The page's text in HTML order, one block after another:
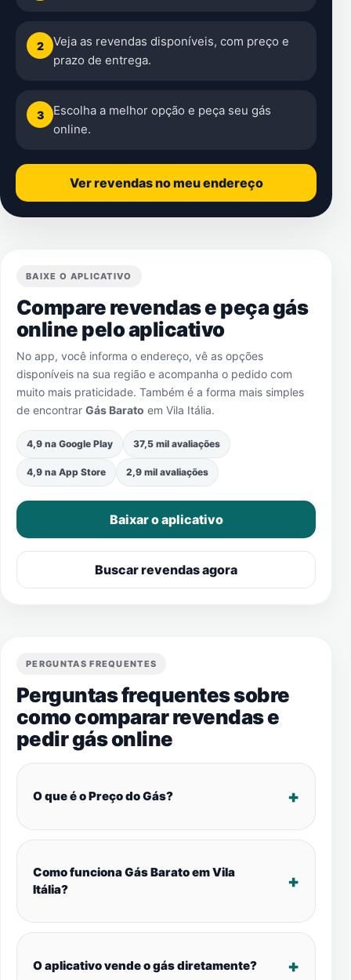
2
Veja as revendas disponíveis, com preço e
prazo de entrega.
3
Escolha a melhor opção e peça seu gás
online.
Ver revendas no meu endereço
BAIXE O APLICATIVO
Compare revendas e peça gás
online pelo aplicativo
No app, você informa o endereço, vê as opções
disponíveis na sua região e acompanha o pedido com
muito mais praticidade. Também é a forma mais simples
de encontrar Gás Barato em Vila Itália.
4,9 na Google Play 37,5 mil avaliações
4,9 na App Store 2,9 mil avaliações
Baixar o aplicativo
Buscar revendas agora
PERGUNTAS FREQUENTES
Perguntas frequentes sobre
como comparar revendas e
pedir gás online
O que é o Preço do Gás?
Como funciona Gás Barato em Vila
Itália?
O aplicativo vende o gás diretamente?